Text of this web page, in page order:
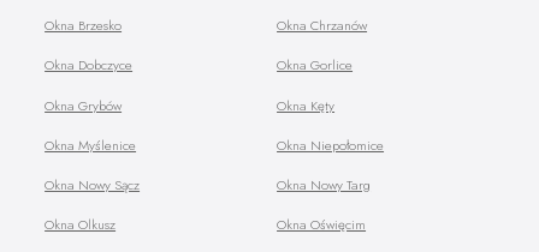
Okna Brzesko Okna Chrzanów
Okna Dobczyce Okna Gorlice
Okna Grybów Okna Kęty
Okna Myślenice Okna Niepołomice
Okna Nowy Sącz Okna Nowy Targ
Okna Olkusz Okna Oświęcim